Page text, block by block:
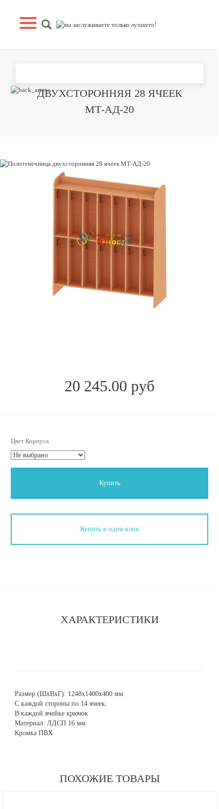
ДВУХСТОРОННЯЯ 28 ЯЧЕЕК
МТ-АД-20
20 245.00 руб
Цвет Корпуса
Купить
Купить в один клик
ХАРАКТЕРИСТИКИ
Размер (ШхВхГ): 1248х1400х400 мм.
С каждой стороны по 14 ячеек.
В каждой ячейке крючок
Материал: ЛДСП 16 мм.
Кромка ПВХ
ПОХОЖИЕ ТОВАРЫ